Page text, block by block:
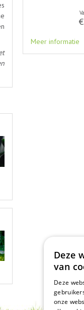
€
Meer informatie
Deze
van
Deze
onze